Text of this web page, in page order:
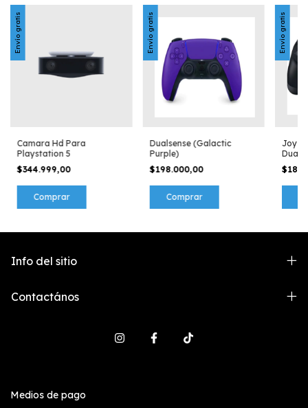
Envío gratis
Camara Hd Para
Playstation 5
$344.999,00
Envío gratis
Dualsense (Galactic
Purple)
$198.000,00
Envío gratis
Info del sitio
Contactános
Medios de pago